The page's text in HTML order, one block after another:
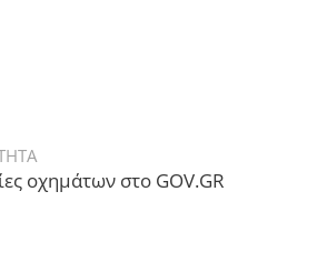
οχημάτων στο GOV.GR